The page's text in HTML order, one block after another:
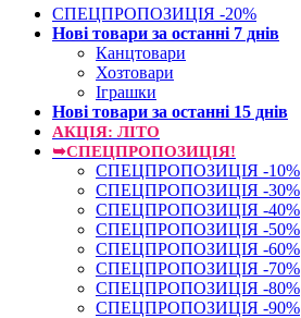
СПЕЦПРОПОЗИЦІЯ -20%
Нові товари за останнi 7 днiв
Канцтовари
Хозтовари
Іграшки
Нові товари за останнi 15 днiв
АКЦІЯ: ЛІТО
➥СПЕЦПРОПОЗИЦІЯ!
СПЕЦПРОПОЗИЦІЯ -10%
СПЕЦПРОПОЗИЦІЯ -30%
СПЕЦПРОПОЗИЦІЯ -40%
СПЕЦПРОПОЗИЦІЯ -50%
СПЕЦПРОПОЗИЦІЯ -60%
СПЕЦПРОПОЗИЦІЯ -70%
СПЕЦПРОПОЗИЦІЯ -80%
СПЕЦПРОПОЗИЦІЯ -90%